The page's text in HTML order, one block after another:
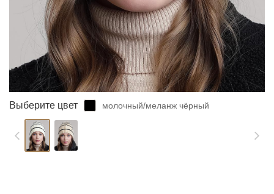
Выберите цвет молочный/меланж чёрный